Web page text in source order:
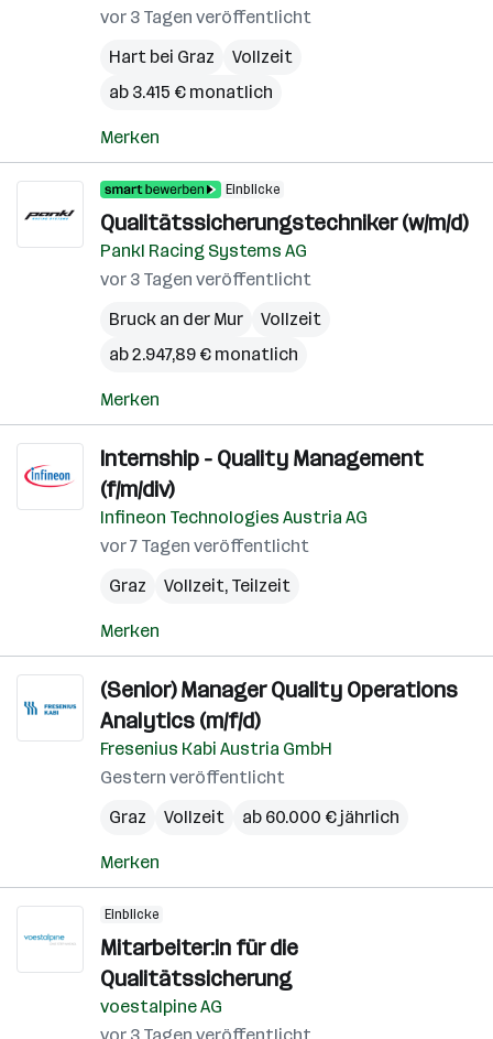
vor 3 Tagen veröffentlicht
Hart bei Graz
Vollzeit
ab 3.415 € monatlich
Merken
Einblicke
Qualitätssicherungstechniker (w/m/d)
Pankl Racing Systems AG
vor 3 Tagen veröffentlicht
Bruck an der Mur
Vollzeit
ab 2.947,89 € monatlich
Merken
Internship - Quality Management
(f/m/div)
Infineon Technologies Austria AG
vor 7 Tagen veröffentlicht
Graz
Vollzeit, Teilzeit
Merken
(Senior) Manager Quality Operations
Analytics (m/f/d)
Fresenius Kabi Austria GmbH
Gestern veröffentlicht
Graz
Vollzeit ab 60.000 € jährlich
Merken
Einblicke
Mitarbeiter:in für die
Qualitätssicherung
voestalpine AG